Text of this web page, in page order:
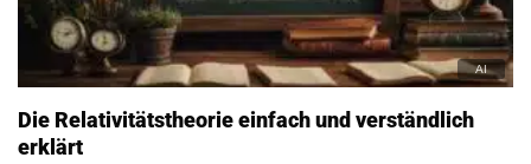
Die Relativitätstheorie einfach und verständlich
erklärt